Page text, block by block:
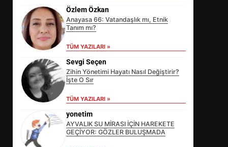
Özlem Özkan
Anayasa 66: Vatandaşlık mı, Etnik
Tanım mı?
TÜM YAZILARI »
Sevgi Seçen
Zihin Yönetimi Hayatı Nasıl Değiştirir?
İşte O Sır
TÜM YAZILARI »
yonetim
AYVALIK SU MİRASI İÇİN HAREKETE
GEÇİYOR: GÖZLER BULUŞMADA
SÜRDÜRÜLEBİLİRLİKTE NE
DEĞİŞECEK?